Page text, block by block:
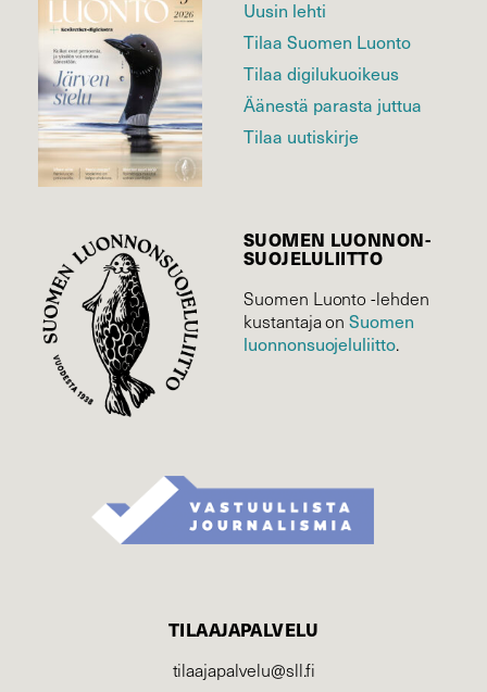
Uusin lehti
Tilaa Suomen Luonto
Tilaa digilukuoikeus
Äänestä parasta juttua
Tilaa uutiskirje
SUOMEN LUONNON­
SUOJELU­LIITTO
Suomen Luonto -lehden
kustantaja onSuomen
luonnonsuojelu­liitto.
TILAAJAPALVELU
tilaajapalvelu@sll.fi